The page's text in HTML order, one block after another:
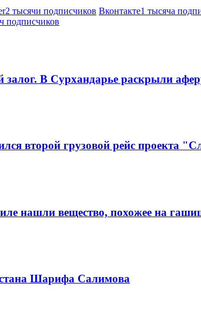
2 тысячи подписчиков Вконтакте1 тысяча
подписчиков
В Сурхандарье раскрыли
второй грузовой рейс проекта
нашли вещество, похожее на
Шарифа Салимова